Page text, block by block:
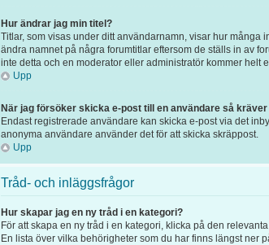
Hur ändrar jag min titel?
Titlar, som visas under ditt användarnamn, visar hur
ändra namnet på några forumtitlar eftersom de ställs in av
inte detta och en moderator eller administratör kommer helt
Upp
När jag försöker skicka e-post till en användare så
Endast registrerade användare kan skicka e-post via det
anonyma användare använder det för att skicka skräppost.
Upp
Tråd- och inläggsfrågor
Hur skapar jag en ny tråd i en kategori?
För att skapa en ny tråd i en kategori, klicka på den
En lista över vilka behörigheter som du har finns längst ner